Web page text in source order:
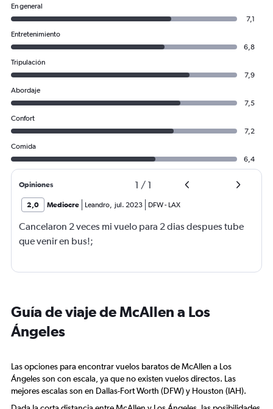
En general
7,1
Entretenimiento
6,8
Tripulación
7,9
Abordaje
7,5
Confort
7,2
Comida
6,4
Opiniones 1 / 1
2,0 Mediocre Leandro, jul. 2023 DFW- LAX
Cancelaron 2 veces mi vuelo para 2 dias despues tube
que venir en bus!;
Guía de viaje de McAllen a Los
Ángeles
Las opciones para encontrar vuelos baratos de McAllen a Los
Ángeles son con escala, ya que no existen vuelos directos. Las
mejores escalas son en Dallas-Fort Worth (DFW) y Houston (IAH).